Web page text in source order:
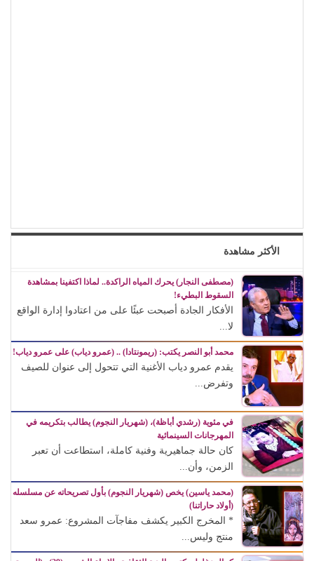
الأكثر مشاهدة
(مصطفى النجار) يحرك المياه الراكدة.. لماذا اكتفينا بمشاهدة
السقوط البطيء!
الأفكار الجادة أصبحت عبئًا على من اعتادوا إدارة الواقع
لا...
محمد أبو النصر يكتب: (ريمونتادا) .. (عمرو دياب) على عمرو دياب!
يقدم عمرو دياب الأغنية التي تتحول إلى عنوان للصيف
وتفرض...
في مئوية (رشدي أباظة)، (شهريار النجوم) يطالب بتكريمه في
المهرجانات السينمائية
كان حالة جماهيرية وفنية كاملة، استطاعت أن تعبر
الزمن، وأن...
(محمد ياسين) يخص (شهريار النجوم) بأول تصريحاته عن مسلسله
(أولاد حاراتنا)
* المخرج الكبير يكشف مفاجآت المشروع: عمرو سعد
منتج وليس...